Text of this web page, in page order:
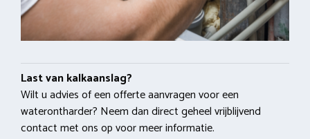
Last van kalkaanslag?
Wilt u advies of een offerte aanvragen voor een
waterontharder? Neem dan direct geheel vrijblijvend
contact met ons op voor meer informatie.